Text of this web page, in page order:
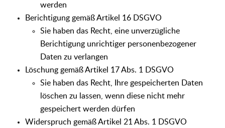
werden
Berichtigung gemäß Artikel 16 DSGVO
Sie haben das Recht, eine unverzügliche
Berichtigung unrichtiger personenbezogener
Daten zu verlangen
Löschung gemäß Artikel 17 Abs. 1 DSGVO
Sie haben das Recht, Ihre gespeicherten Daten
löschen zu lassen, wenn diese nicht mehr
gespeichert werden dürfen
Widerspruch gemäß Artikel 21 Abs. 1 DSGVO